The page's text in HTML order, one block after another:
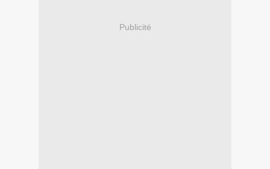
Publicité